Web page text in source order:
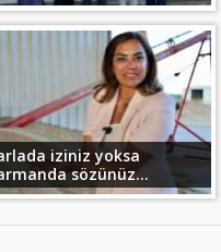
iziniz yoksa
sözünüz...